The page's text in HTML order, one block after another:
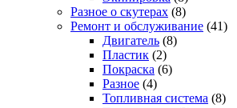
Разное о скутерах (8)
Ремонт и обслуживание (41)
Двигатель (8)
Пластик (2)
Покраска (6)
Разное (4)
Топливная система (8)